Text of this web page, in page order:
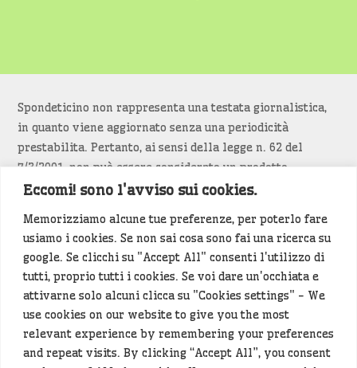
Eccomi! sono l'avviso sui cookies.
Memorizziamo alcune tue preferenze, per poterlo fare
usiamo i cookies. Se non sai cosa sono fai una ricerca su
google. Se clicchi su "Accept All" consenti l'utilizzo di
tutti, proprio tutti i cookies. Se voi dare un'occhiata e
attivarne solo alcuni clicca su "Cookies settings" - We
use cookies on our website to give you the most
relevant experience by remembering your preferences
and repeat visits. By clicking “Accept All”, you consent
Spondeticino non rappresenta una testata giornalistica,
in quanto viene aggiornato senza una periodicità
prestabilita. Pertanto, ai sensi della legge n. 62 del
7/3/2001, non può essere considerato un prodotto
editoriale.
Siamo attenti a non violare copyright e diritti
d’immagine. Se un contenuto è di tua proprietà e vuoi
richiederne la rimozionediccelo(<- clicca per inviarci un
messaggio).
Alcuni articoli sono generati in bozza rielaborando, con
l'intelligenza artificiale generativa, contenuti
provenienti da fonti istituzionali e altri siti di interesse